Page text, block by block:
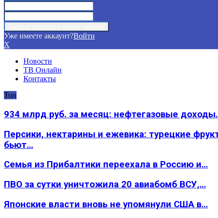
Уже имеете аккаунт?Войти
X
Новости
ТВ Онлайн
Контакты
Топ
934 млрд руб. за месяц: нефтегазовые
Персики, нектарины и ежевика: турецкие
бьют…
Семья из Прибалтики переехала в Россию и…
ПВО за сутки уничтожила 20 авиабомб ВСУ,…
Японские власти вновь не упомянули США в…